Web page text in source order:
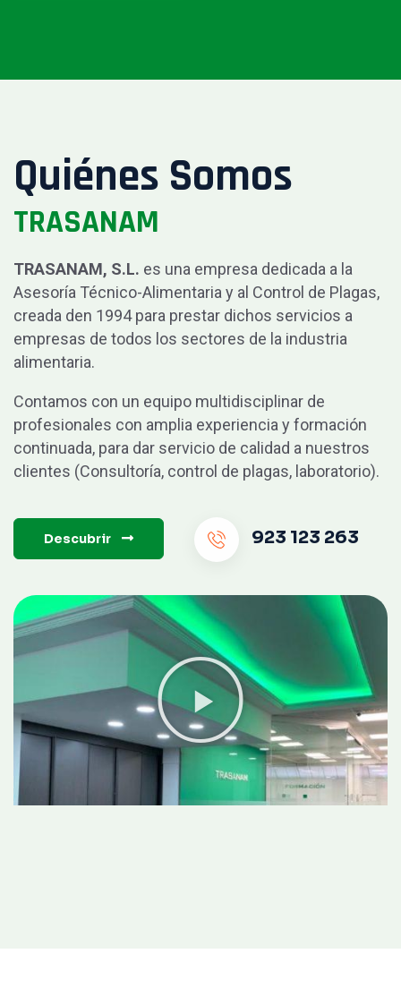
Quiénes Somos
TRASANAM
TRASANAM, S.L. es una empresa dedicada a la
Asesoría Técnico-Alimentaria y al Control de Plagas,
creada den 1994 para prestar dichos servicios a
empresas de todos los sectores de la industria
alimentaria.
Contamos con un equipo multidisciplinar de
profesionales con amplia experiencia y formación
continuada, para dar servicio de calidad a nuestros
clientes (Consultoría, control de plagas, laboratorio).
Descubrir 923 123 263